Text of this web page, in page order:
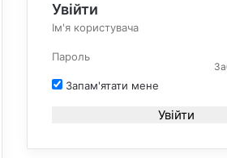
Увійти
Запам'ятати мене
Увійти